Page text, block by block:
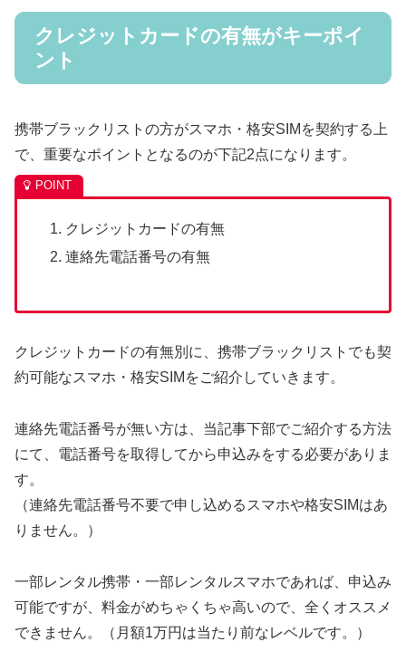
クレジットカードの有無がキーポイ
ント
携帯ブラックリストの方がスマホ・格安SIMを契約する上
で、重要なポイントとなるのが下記2点になります。
クレジットカードの有無
連絡先電話番号の有無
クレジットカードの有無別に、携帯ブラックリストでも契
約可能なスマホ・格安SIMをご紹介していきます。
連絡先電話番号が無い方は、当記事下部でご紹介する方法
にて、電話番号を取得してから申込みをする必要がありま
す。
（連絡先電話番号不要で申し込めるスマホや格安SIMはあ
りません。）
一部レンタル携帯・一部レンタルスマホであれば、申込み
可能ですが、料金がめちゃくちゃ高いので、全くオススメ
できません。（月額1万円は当たり前なレベルです。）